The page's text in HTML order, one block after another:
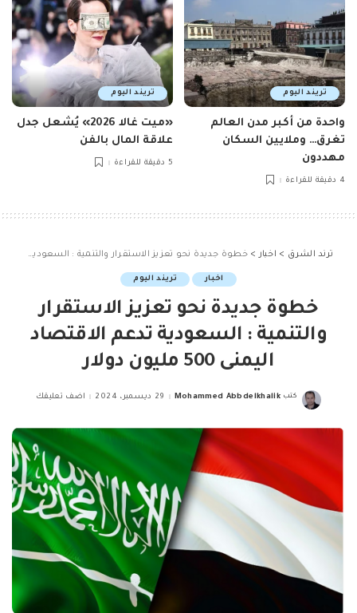
تريند اليوم
واحدة من أكبر مدن العالم
تغرق… وملايين السكان
مهددون
4 دقيقة للقراءة
تريند اليوم
«ميت غالا 2026» يُشعل جدل
علاقة المال بالفن
5 دقيقة للقراءة
ترند الشرق > اخبار >خطوة جديدة نحو تعزيز الاستقرار والتنمية : السعودية تدعم الاقتصاد اليمنى 500 مليون دولار
اخبار تريند اليوم
خطوة جديدة نحو تعزيز الاستقرار
والتنمية : السعودية تدعم الاقتصاد
اليمنى 500 مليون دولار
Posted
كتب Mohammed Abbdelkhalik 29 ديسمبر، 2024 اضف تعليقك